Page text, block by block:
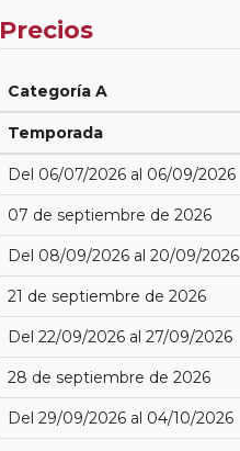
Precios
Categoría A
Temporada
Del 06/07/2026 al 06/09/2026
07 de septiembre de 2026
Del 08/09/2026 al 20/09/2026
21 de septiembre de 2026
Del 22/09/2026 al 27/09/2026
28 de septiembre de 2026
Del 29/09/2026 al 04/10/2026